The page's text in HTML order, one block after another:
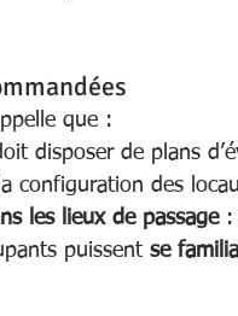
que :
disposer de plans
configuration des
les lieux de passage :
puissent se